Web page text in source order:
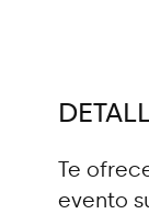
Te
evento